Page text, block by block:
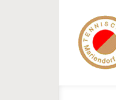
Zum Hauptinhalt springen